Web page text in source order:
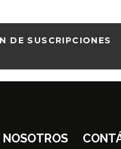
DE SUSCRIPCIONES
NOSOTROS